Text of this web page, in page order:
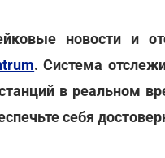
новости и
. Система
в реальном
себя